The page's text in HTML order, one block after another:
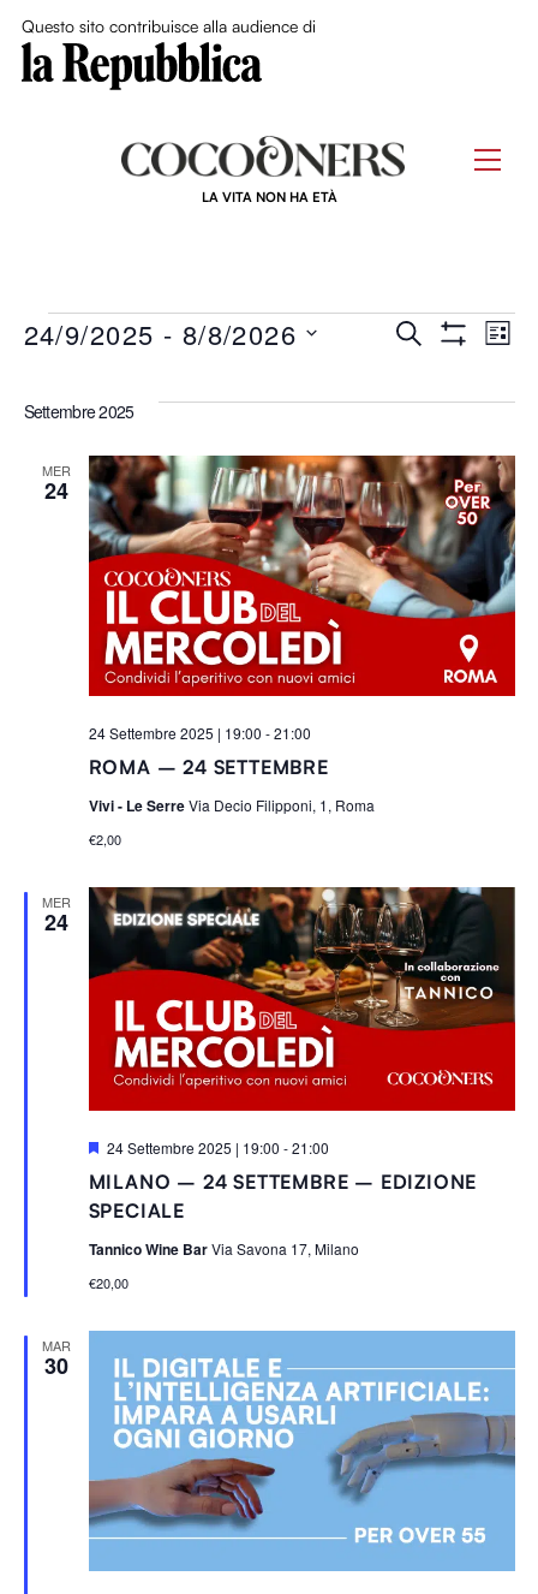
Questo sito contribuisce alla audience di
LA VITA NON HA ETÀ
Eventi
Eventi
Ricerca
viste
C
I
L
T
R
I
L
S
A
24/9/2025 - 8/8/2026
Settembre 2025
MER
24
ROMA – 24 SETTEMBRE
24 Settembre 2025 | 19:00 -21:00
Vivi - Le SerreVia Decio Filipponi, 1, Roma
€2,00
MER
24
MILANO – 24 SETTEMBRE – EDIZIONE
SPECIALE
S
g
n
l
a
t
24 Settembre 2025 | 19:00 -21:00
Tannico Wine BarVia Savona 17, Milano
€20,00
MAR
30